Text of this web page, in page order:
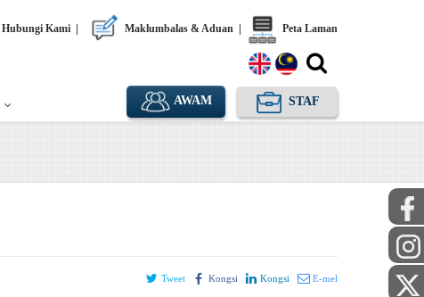
Hubungi Kami Maklumbalas & Aduan Peta Laman
AWAM STAF
Tweet Kongsi Kongsi E-mel